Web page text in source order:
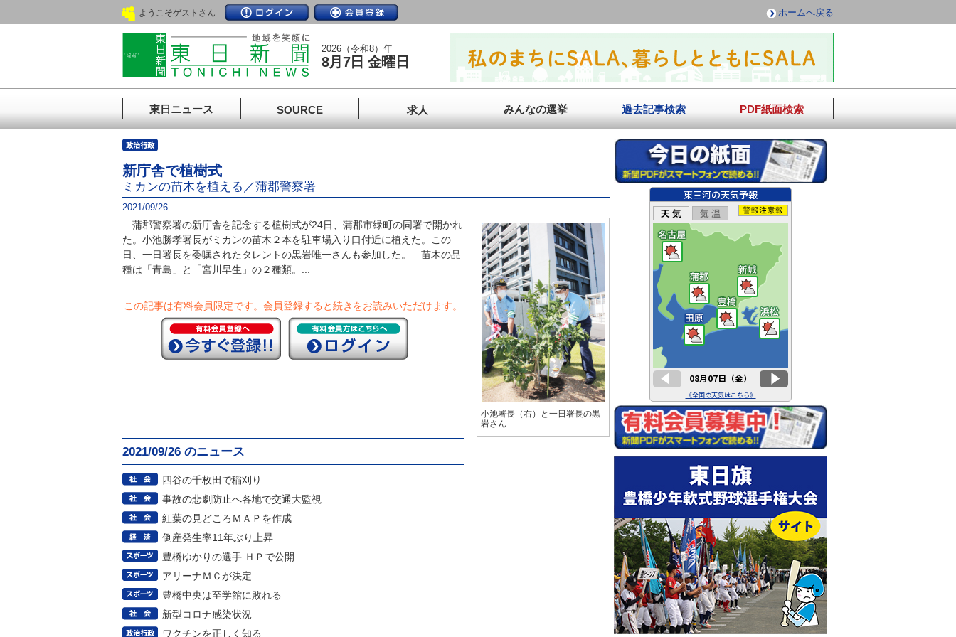
ようこそゲストさん ホームへ戻る
2026（令和8）年
8月7日 金曜日
東日ニュース SOURCE 求人 みんなの選挙 過去記事検索 PDF紙面検索
新庁舎で植樹式
ミカンの苗木を植える／蒲郡警察署
2021/09/26
蒲郡警察署の新庁舎を記念する植樹式が24日、蒲郡市緑町の同署で開かれ
た。小池勝孝署長がミカンの苗木２本を駐車場入り口付近に植えた。この
日、一日署長を委嘱されたタレントの黒岩唯一さんも参加した。 苗木の品
種は「青島」と「宮川早生」の２種類。...
この記事は有料会員限定です。 会員登録すると続きをお読みいただけます。
2021/09/26 のニュース
四谷の千枚田で稲刈り
事故の悲劇防止へ各地で交通大監視
紅葉の見どころＭＡＰを作成
倒産発生率11年ぶり上昇
豊橋ゆかりの選手 ＨＰで公開
アリーナＭＣが決定
豊橋中央は至学館に敗れる
新型コロナ感染状況
ワクチンを正しく知る
小池署長（右）と一日署長の黒
岩さん